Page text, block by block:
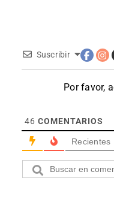
Suscribir
Por favor,
46 COMENTARIOS
Recientes